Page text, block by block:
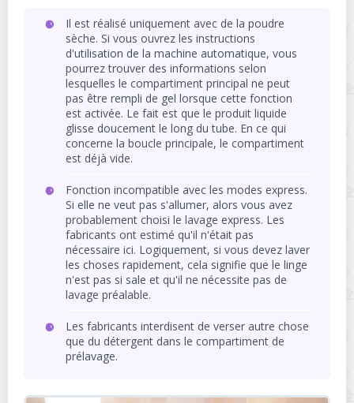
Il est réalisé uniquement avec de la poudre
sèche. Si vous ouvrez les instructions
d'utilisation de la machine automatique, vous
pourrez trouver des informations selon
lesquelles le compartiment principal ne peut
pas être rempli de gel lorsque cette fonction
est activée. Le fait est que le produit liquide
glisse doucement le long du tube. En ce qui
concerne la boucle principale, le compartiment
est déjà vide.
Fonction incompatible avec les modes express.
Si elle ne veut pas s'allumer, alors vous avez
probablement choisi le lavage express. Les
fabricants ont estimé qu'il n'était pas
nécessaire ici. Logiquement, si vous devez laver
les choses rapidement, cela signifie que le linge
n'est pas si sale et qu'il ne nécessite pas de
lavage préalable.
Les fabricants interdisent de verser autre chose
que du détergent dans le compartiment de
prélavage.